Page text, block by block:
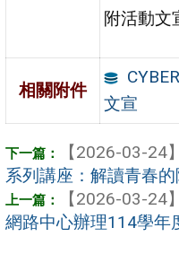
附活動文
相關附件
文宣
【2026-03-24】
系列講座：解讀青春
【2026-03-24】
網路中心辦理114學年